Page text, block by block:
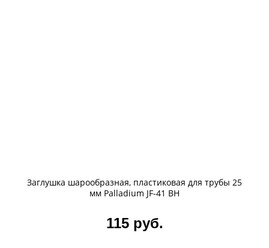
Заглушка шарообразная, пластиковая для трубы 25
мм Palladium JF-41 BH
115 руб.